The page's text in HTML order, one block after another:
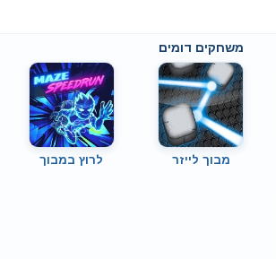
משחקים דומים
מבוך לייזר לרוץ במבוך